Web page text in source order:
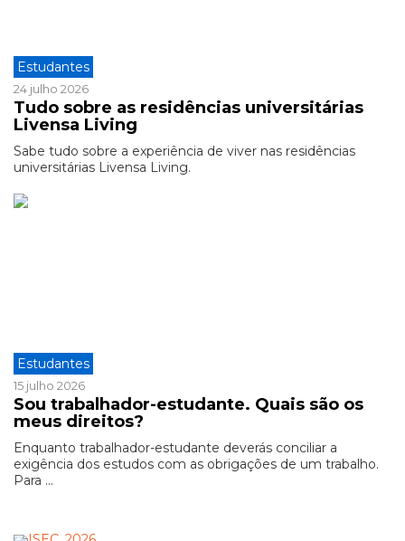
Estudantes
24 julho 2026
Tudo sobre as residências universitárias
Livensa Living
Sabe tudo sobre a experiência de viver nas residências
universitárias Livensa Living.
Estudantes
15 julho 2026
Sou trabalhador-estudante. Quais são os
meus direitos?
Enquanto trabalhador-estudante deverás conciliar a
exigência dos estudos com as obrigações de um trabalho.
Para ...